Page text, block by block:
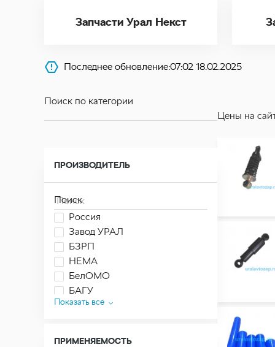
Запчасти Урал Некст
Последнее обновление:07:02 18.02.2025
Цены на
Поиск по категории
ПоискРоссия
Завод УРАЛ
БЗРП
HEMA
БелОМО
БАГУ
ДИФА
г.Миасс
ПАО "Автодизель"
Китай
Показать все
ПРИМЕНЯЕМОСТЬ
ПоискУРАЛ-6370-1151